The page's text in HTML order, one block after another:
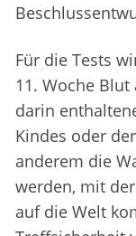
Für die Tests
11. Woche
darin
Kindes oder
anderem die
werden, mit
auf die Welt